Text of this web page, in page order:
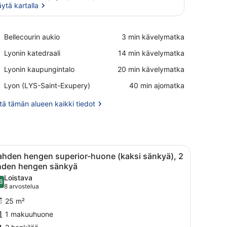
kartalla
Bellecourin aukio
Place,
aukio
‪3 min kävelymatka‬
Lyonin katedraali
Place,
katedraali
‪14 min kävelymatka‬
Lyonin kaupungintalo
Place,
kaupungintalo
‪20 min kävelymatka‬
Lyon (LYS-Saint-Exupery)
Airport,
(LYS-
‪40 min ajomatka‬
tämän alueen kaikki tiedot
ja tuolit. lamput, puhelin, pieni pöytä maljakolla ja ikkuna, jossa on
Kahden hengen superior-huone (kaksi
8
hengen superior-huone (kaksi sänkyä), 2
hengen sänkyä
kautta 10
Loistava
8 arvostelua
(8
arvostelua)
25 m²
1 makuuhuone